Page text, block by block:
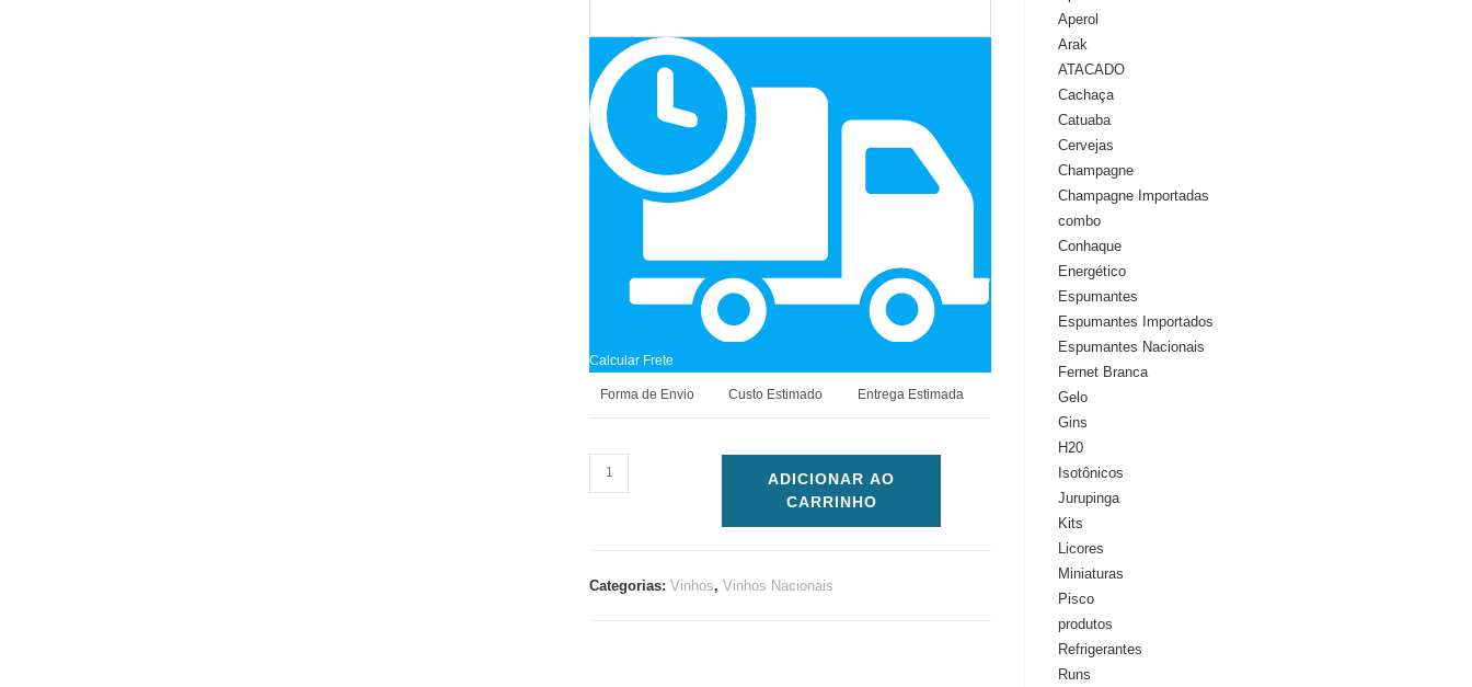
Aperol
Arak
ATACADO
Cachaça
Catuaba
Cervejas
Champagne
Champagne Importadas
combo
Conhaque
Energético
Espumantes
Espumantes Importados
Espumantes Nacionais
Fernet Branca
Gelo
Gins
H20
Isotônicos
Jurupinga
Kits
Licores
Miniaturas
Pisco
produtos
Refrigerantes
Runs
Calcular Frete
Forma de Envio Custo Estimado Entrega Estimada
ADICIONAR AO
CARRINHO
Categorias:Vinhos,Vinhos Nacionais